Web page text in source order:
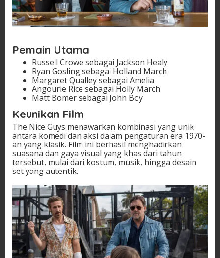
Pemain Utama
Russell Crowe sebagai Jackson Healy
Ryan Gosling sebagai Holland March
Margaret Qualley sebagai Amelia
Angourie Rice sebagai Holly March
Matt Bomer sebagai John Boy
Keunikan Film
The Nice Guys menawarkan kombinasi yang unik
antara komedi dan aksi dalam pengaturan era 1970-
an yang klasik. Film ini berhasil menghadirkan
suasana dan gaya visual yang khas dari tahun
tersebut, mulai dari kostum, musik, hingga desain
set yang autentik.